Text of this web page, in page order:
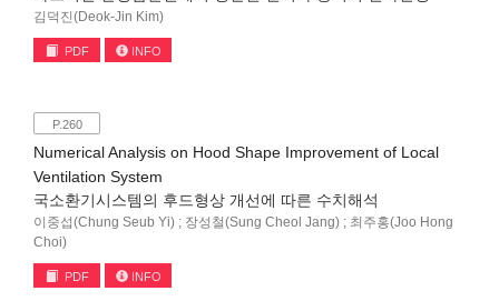
김덕진(Deok-Jin Kim)
PDF INFO
P.260
Numerical Analysis on Hood Shape Improvement of Local
Ventilation System
국소환기시스템의 후드형상 개선에 따른 수치해석
이중섭(Chung Seub Yi) ; 장성철(Sung Cheol Jang) ; 최주홍(Joo Hong
Choi)
PDF INFO